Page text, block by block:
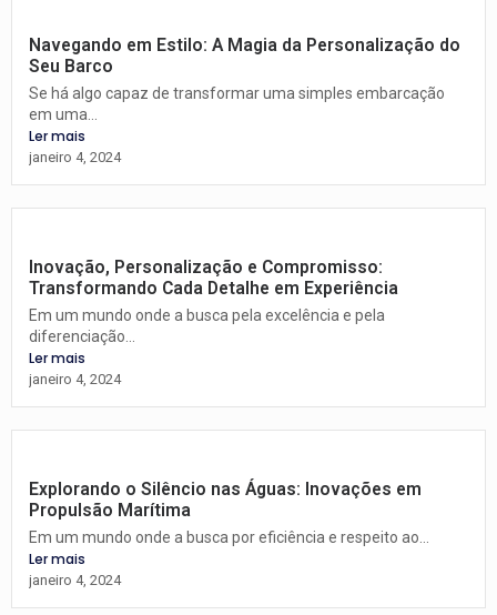
Navegando em Estilo: A Magia da Personalização do
Seu Barco
Se há algo capaz de transformar uma simples embarcação
em uma...
Ler mais
janeiro 4, 2024
Inovação, Personalização e Compromisso:
Transformando Cada Detalhe em Experiência
Em um mundo onde a busca pela excelência e pela
diferenciação...
Ler mais
janeiro 4, 2024
Explorando o Silêncio nas Águas: Inovações em
Propulsão Marítima
Em um mundo onde a busca por eficiência e respeito ao...
Ler mais
janeiro 4, 2024